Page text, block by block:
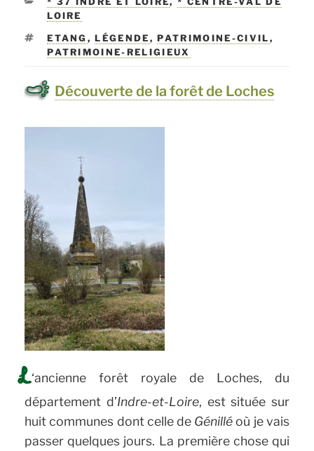
LOIRE
ÉTIQUETTES
ETANG ,LÉGENDE ,PATRIMOINE-CIVIL ,
PATRIMOINE-RELIGIEUX
Découverte de la forêt de Loches
L ‘ancienne forêt royale de Loches, du
département d’Indre-et-Loire, est située sur
huit communes dont celle de Génilléoù je vais
passer quelques jours. La première chose qui